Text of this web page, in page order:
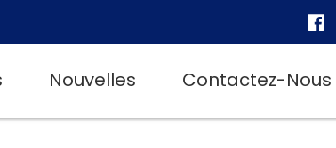
Nouvelles Contactez-Nous